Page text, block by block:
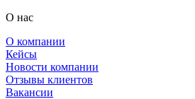
О нас
О компании
Кейсы
Новости компании
Отзывы клиентов
Вакансии